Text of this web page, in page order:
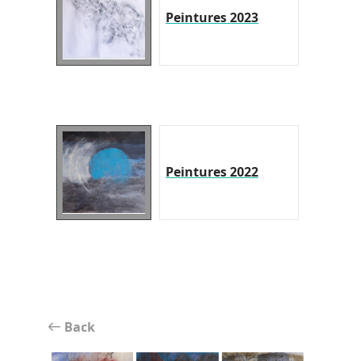
Peintures 2023
Peintures 2022
Back